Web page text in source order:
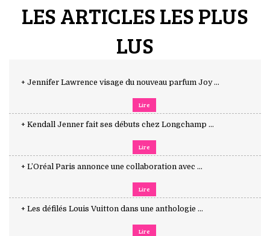
LES ARTICLES LES PLUS
LUS
+ Jennifer Lawrence visage du nouveau parfum Joy ...
Lire
+ Kendall Jenner fait ses débuts chez Longchamp ...
Lire
+ L’Oréal Paris annonce une collaboration avec ...
Lire
+ Les défilés Louis Vuitton dans une anthologie ...
Lire